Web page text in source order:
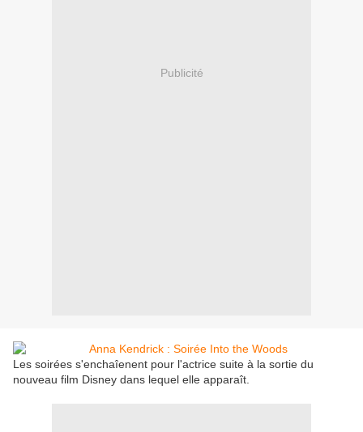
Publicité
Les soirées s'enchaîenent pour l'actrice suite à la sortie du
nouveau film Disney dans lequel elle apparaît.